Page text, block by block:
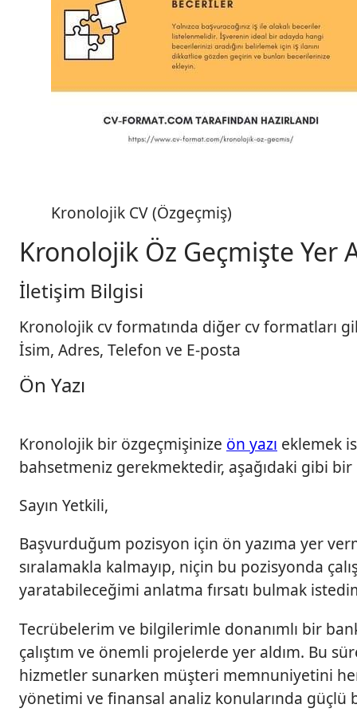
Kronolojik CV (Özgeçmiş)
Kronolojik Öz Geçmişte Yer
İletişim Bilgisi
Kronolojik cv formatında diğer cv formatları
İsim, Adres, Telefon ve E-posta
Ön Yazı
Kronolojik bir özgeçmişinize ön yazı eklemek
bahsetmeniz gerekmektedir, aşağıdaki gibi
Sayın Yetkili,
Başvurduğum pozisyon için ön yazıma yer
sıralamakla kalmayıp, niçin bu pozisyonda
yaratabileceğimi anlatma fırsatı bulmak
Tecrübelerim ve bilgilerimle donanımlı bir
çalıştım ve önemli projelerde yer aldım. Bu
hizmetler sunarken müşteri memnuniyetini
yönetimi ve finansal analiz konularında güçlü